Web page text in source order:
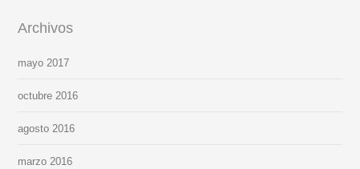
Archivos
mayo 2017
octubre 2016
agosto 2016
marzo 2016